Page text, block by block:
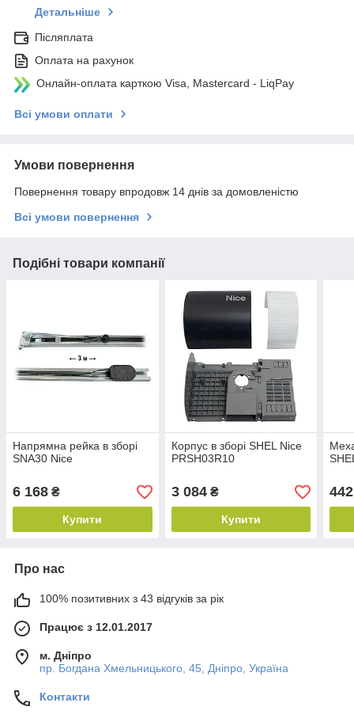
Детальніше
Післяплата
Оплата на рахунок
Онлайн-оплата карткою Visa, Mastercard - LiqPay
Всі умови оплати
Умови повернення
Повернення товару впродовж 14 днів за домовленістю
Всі умови повернення
Подібні товари компанії
Напрямна рейка в зборі
SNA30 Nice
6 168 ₴
Купити
Корпус в зборі SHEL Nice
PRSH03R10
3 084₴
Купити
442
Про нас
100% позитивних з 43 відгуків за рік
Працює з 12.01.2017
м. Дніпро
пр. Богдана Хмельницького, 45, Дніпро, Україна
Контакти